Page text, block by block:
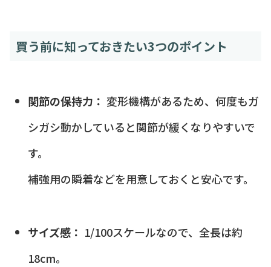
買う前に知っておきたい3つのポイント
関節の保持力： 変形機構があるため、何度もガ
シガシ動かしていると関節が緩くなりやすいで
す。
補強用の瞬着などを用意しておくと安心です。
サイズ感： 1/100スケールなので、全長は約
18cm。